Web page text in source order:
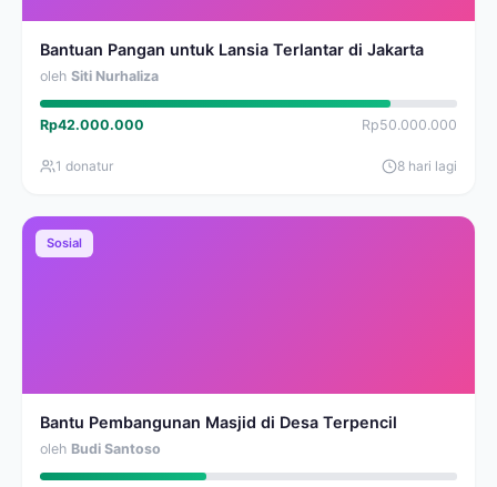
Bantuan Pangan untuk Lansia Terlantar di Jakarta
oleh Siti Nurhaliza
Rp42.000.000 Rp50.000.000
1 donatur 8 hari lagi
Sosial
Bantu Pembangunan Masjid di Desa Terpencil
oleh Budi Santoso